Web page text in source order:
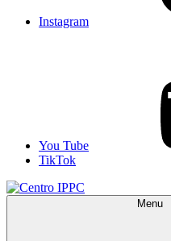
Instagram
You Tube
TikTok
Menu